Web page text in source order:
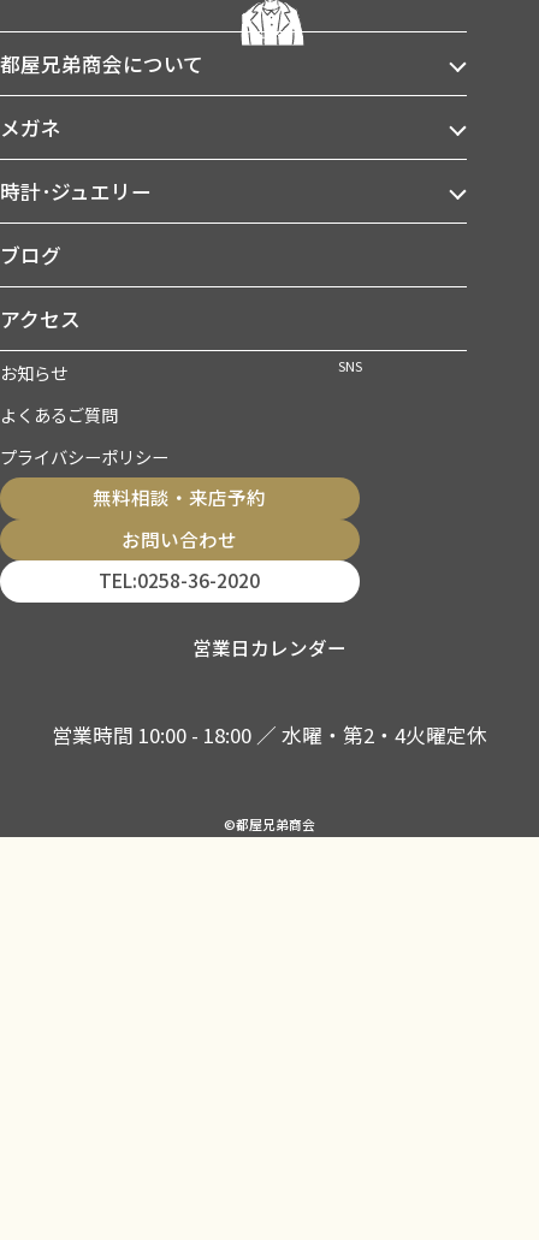
都屋兄弟商会について
メガネ
時計･ジュエリー
ブログ
アクセス
お知らせ
よくあるご質問
プライバシーポリシー
SNS
無料相談・来店予約
お問い合わせ
TEL:0258-36-2020
営業日カレンダー
営業時間 10:00 - 18:00 ／ 水曜・第2・4火曜定休
©都屋兄弟商会